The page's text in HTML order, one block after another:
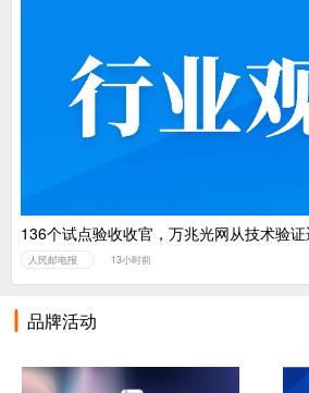
136个试点验收收官，万兆光网从技术验
人民邮电报 13小时前
品牌活动